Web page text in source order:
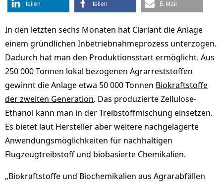
teilen teilen E-Mail
In den letzten sechs Monaten hat Clariant die Anlage
einem gründlichen Inbetriebnahmeprozess unterzogen.
Dadurch hat man den Produktionsstart ermöglicht. Aus
250 000 Tonnen lokal bezogenen Agrarreststoffen
gewinnt die Anlage etwa 50 000 Tonnen Biokraftstoffe
der zweiten Generation. Das produzierte Zellulose-
Ethanol kann man in der Treibstoffmischung einsetzen.
Es bietet laut Hersteller aber weitere nachgelagerte
Anwendungsmöglichkeiten für nachhaltigen
Flugzeugtreibstoff und biobasierte Chemikalien.
„Biokraftstoffe und Biochemikalien aus Agrarabfällen